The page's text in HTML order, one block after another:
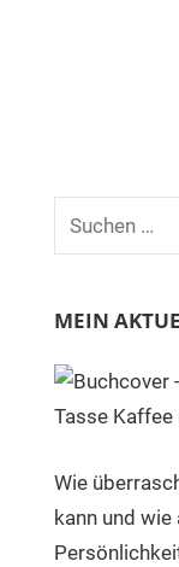
Suchen
nach:
MEIN
Wie
kann und